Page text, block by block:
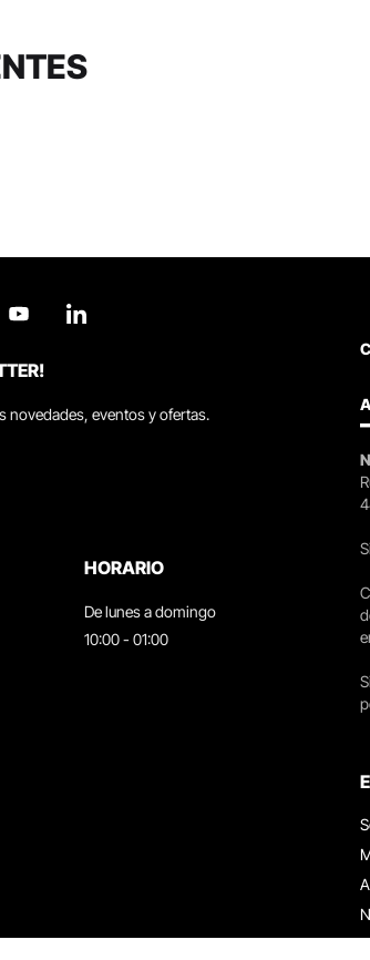
novedades, eventos y ofertas.
HORARIO
De lunes a domingo
10:00 - 01:00